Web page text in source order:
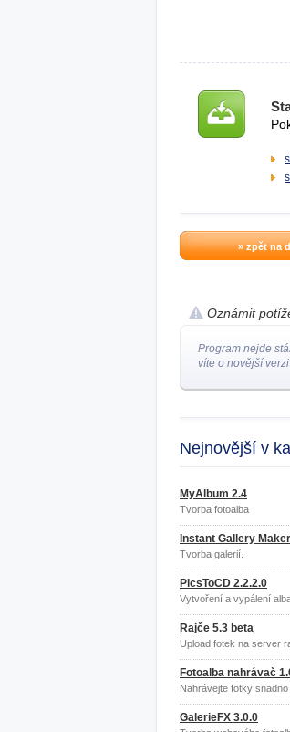
» zpět na
Oznámit
Program nejde
víte o novější
Nejnovější v
MyAlbum 2.4
Tvorba fotoalba
Instant Gallery
Tvorba galerií.
PicsToCD 2.2.2.0
Vytvoření a vypálení
Rajče 5.3 beta
Upload fotek na server
Fotoalba nahrávač
Nahrávejte fotky
GalerieFX 3.0.0